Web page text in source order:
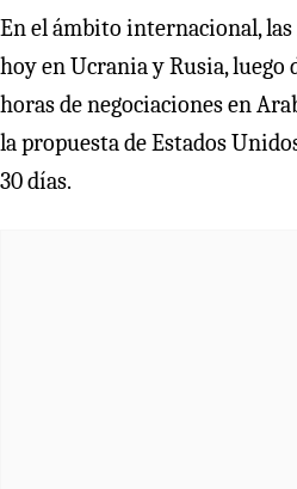
En el ámbito internacional,
hoy en Ucrania y Rusia, luego
horas de negociaciones en
la propuesta de Estados
30 días.